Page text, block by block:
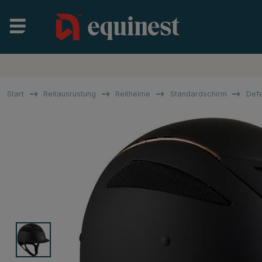
Start Reitausrüstung Reithelme Standardschirm